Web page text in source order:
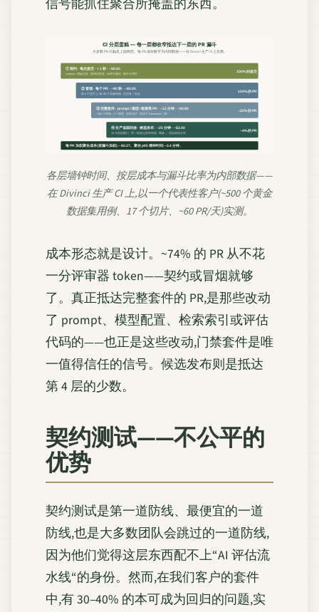
信号能抓住聚合所掩盖的东西。
CI 分层蛋糕 — 每一层都收窄抵达下一层的 PR 漏斗
大多数 PR 只触及上面两层。每 PR 成本数字为内部数据——在 Divinci 生产 CI 上实测。
① 契约 · 每次提交 · < 1 秒 · ~$0.00
schema · 模板渲染 · 禁用词列表 · 清单完整性 · 索引可用性
100% 的提交
② 冒烟 · 每个 PR · ~90 秒 · ~$0.05
前 3 个切片上 20–30 个关键用例 · 仅任务 + 安全
100% 的 PR
③ 完整套件 · prompt / 模型 / 检索类 PR · ~12 分钟 · ~$0.80
~500 个用例 · 4 个维度 · 所有切片 · 按切片 Spearman 门禁
~22% 的 PR
④ 生产追踪回放 · 候选发布 · ~25 分钟 · ~$2.40
14 天回放窗口 · 同一校准过的评审器 · 离线 ↔ 回放差距分析
~4% 的 PR
每 PR 加权聚合成本(按漏斗加权):~$0.27。聚合 p95 墙钟时间:~3.4 分钟。
各层墙钟时间、按层成本与漏斗比率为内部数据——
在 Divinci 生产 CI 上,以一个代表性客户(~500 个黄金
数据集用例、17 个切片、~60 PR/天)实测。
成本形态就是设计。~74% 的 PR 从不花
一分评审器 token——契约或冒烟就够
了。真正抵达完整套件的 PR,是那些改动
了 prompt、模型配置、检索索引或评估
代码的——也正是这些改动,门禁套件是唯
一值得信任的信号。候选发布则是抵达
第 4 层的少数。
契约测试——不公平的
优势
契约测试是第一道防线、最便宜的一道
防线,也是大多数团队会跳过的一道防线,
因为他们觉得这层东西配不上“AI 评估流
水线“的身份。然而,在我们客户的套件
中,有 30–40% 的本可成为回归的问题,实